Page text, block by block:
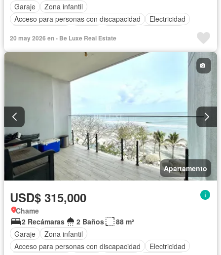
Garaje
Zona infantil
Acceso para personas con discapacidad
Electricidad
Vista panorámica
Seguridad
20 may 2026 en - Be Luxe Real Estate
Apartamento
USD$ 315,000
Chame
2 Recámaras
2 Baños
88 m²
Garaje
Zona infantil
Acceso para personas con discapacidad
Electricidad